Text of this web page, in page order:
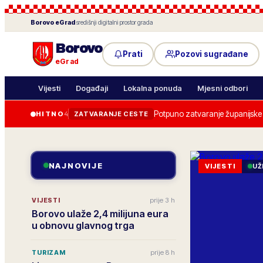
Borovo eGradsredišnji digitalni prostor grada
Borovo
eGrad
Prati Pozovi sugrađane
Vijesti Događaji Lokalna ponuda Mjesni odbori
HITNO 4 ZATVARANJE CESTE Potpuno zatvaranje
NAJNOVIJE
VIJESTI prije 3 h
Borovo ulaže 2,4 milijuna eura
u obnovu glavnog trga
TURIZAM prije 8 h
VIJESTI